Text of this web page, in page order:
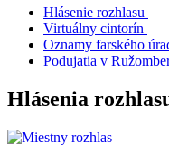
Hlásenie rozhlasu
Virtuálny cintorín
Oznamy farského
Podujatia v
Hlásenia